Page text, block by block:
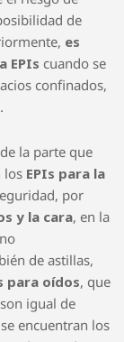
durante la
el riesgo de
de
es
confinados,
la parte que